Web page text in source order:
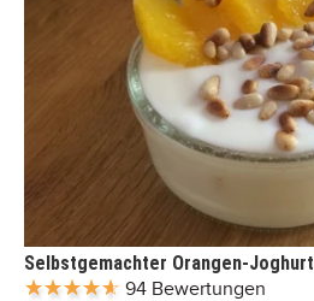
Selbstgemachter Orangen-Joghurt
94 Bewertungen